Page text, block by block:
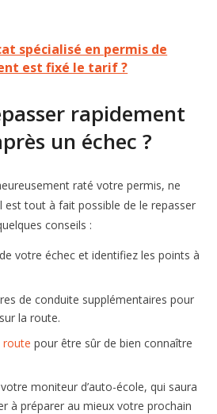
spécialisé en permis de
est fixé le tarif ?
rapidement
un échec ?
raté votre permis, ne
est tout à fait possible de le repasser
conseils :
votre échec et identifiez les points à
de conduite supplémentaires pour
la route.
route pour être sûr de bien connaître
moniteur d’auto-école, qui saura
à préparer au mieux votre prochain